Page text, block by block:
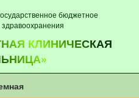
бюджетное
КЛИНИЧЕСКАЯ